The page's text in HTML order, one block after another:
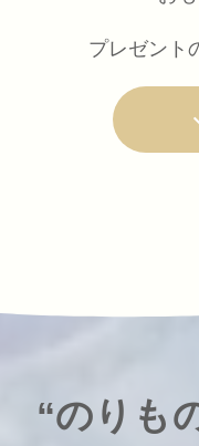
プレゼント
“のりも